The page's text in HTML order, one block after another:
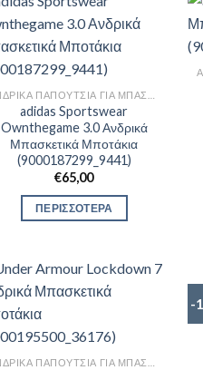
adidas Sportswear
Ownthegame 3.0 Ανδρικά
Μπασκετικά Μποτάκια
(9000187299_9441)
€65,00
ΠΕΡΙΣΣΟΤΕΡΑ
-